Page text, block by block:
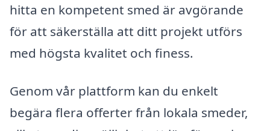
hitta en kompetent smed är avgörande
för att säkerställa att ditt projekt utförs
med högsta kvalitet och finess.
Genom vår plattform kan du enkelt
begära flera offerter från lokala smeder,